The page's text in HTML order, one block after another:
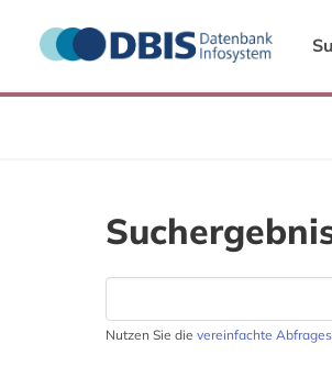
Nutzen Sie die vereinfachte